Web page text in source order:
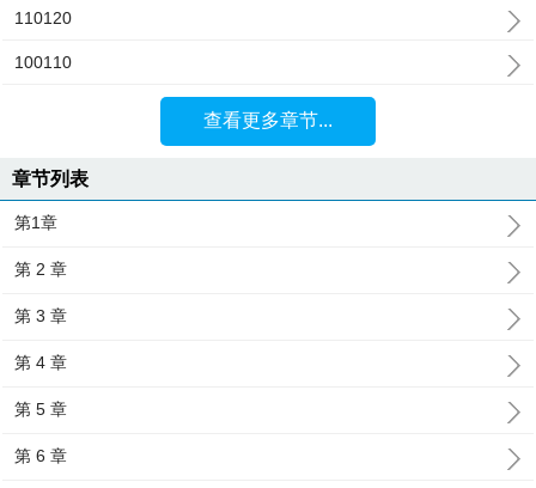
110120
100110
查看更多章节...
章节列表
第1章
第 2 章
第 3 章
第 4 章
第 5 章
第 6 章